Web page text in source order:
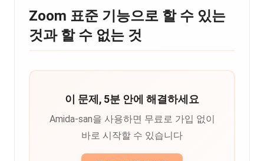
Zoom 표준 기능으로 할 수 있는
것과 할 수 없는 것
이 문제, 5분 안에 해결하세요
Amida-san을 사용하면 무료로 가입 없이
바로 시작할 수 있습니다